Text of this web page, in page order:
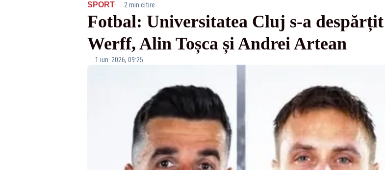
SPORT· 2 min citire
Fotbal: Universitatea Cluj s-a
Werff, Alin Toșca și Andrei Artean
1 iun. 2026, 09:25